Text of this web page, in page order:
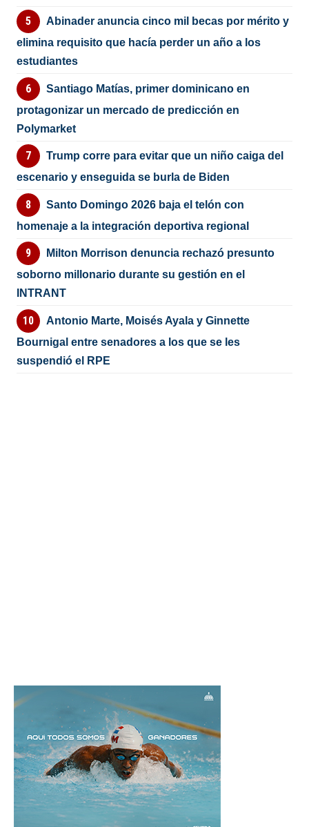
Abinader anuncia cinco mil becas por mérito y
elimina requisito que hacía perder un año a los
estudiantes
Santiago Matías, primer dominicano en
protagonizar un mercado de predicción en
Polymarket
Trump corre para evitar que un niño caiga del
escenario y enseguida se burla de Biden
Santo Domingo 2026 baja el telón con
homenaje a la integración deportiva regional
Milton Morrison denuncia rechazó presunto
soborno millonario durante su gestión en el
INTRANT
Antonio Marte, Moisés Ayala y Ginnette
Bournigal entre senadores a los que se les
suspendió el RPE